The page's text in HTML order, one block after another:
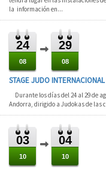
la información en...
24
08
29
08
STAGE JUDO
Durante los días del 24 al 29 de
Andorra, dirigido a Judokas de las
03
10
04
10